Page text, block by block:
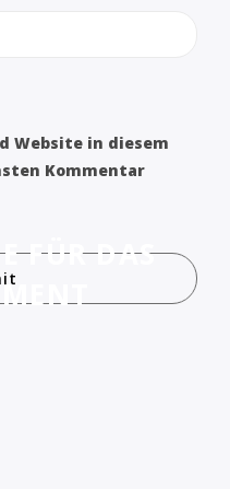
FÜR DAS
Website in diesem
Kommentar